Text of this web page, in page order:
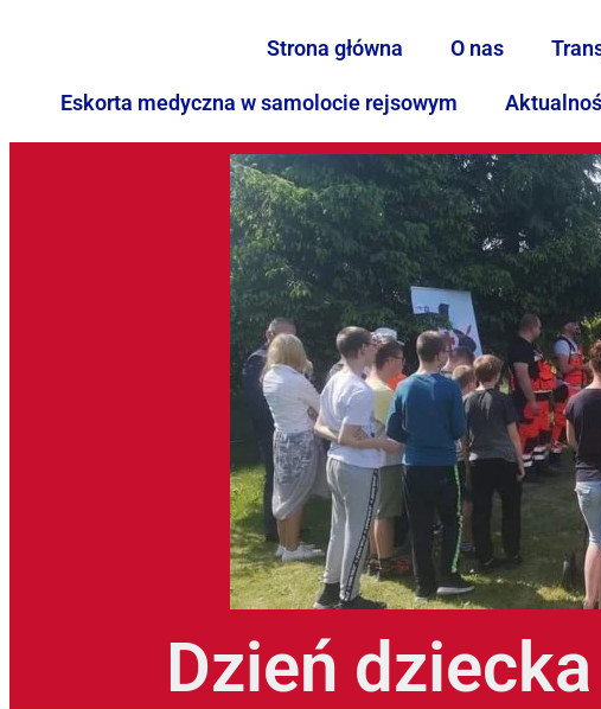
Strona główna O nas
Eskorta medyczna w samolocie rejsowym
Dzień